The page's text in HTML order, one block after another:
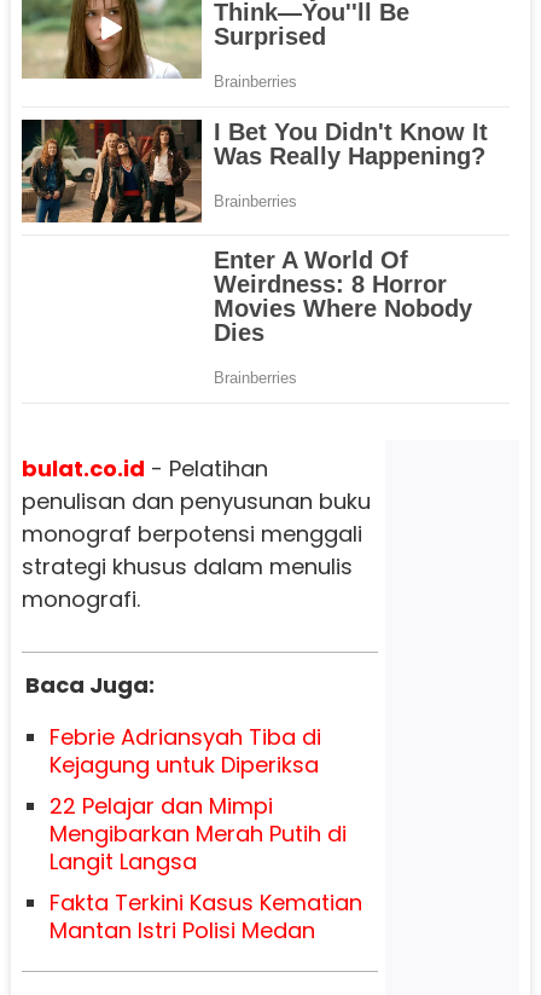
bulat.co.id - Pelatihan
penulisan dan penyusunan buku
monograf berpotensi menggali
strategi khusus dalam menulis
monografi.
Baca Juga:
Febrie Adriansyah Tiba di
Kejagung untuk Diperiksa
22 Pelajar dan Mimpi
Mengibarkan Merah Putih di
Langit Langsa
Fakta Terkini Kasus Kematian
Mantan Istri Polisi Medan